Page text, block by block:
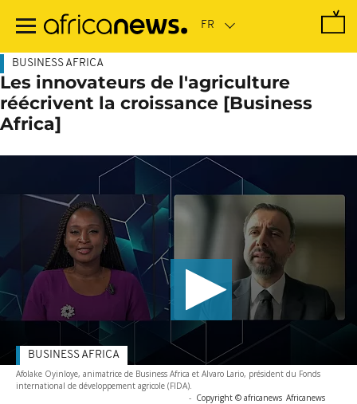
contenu
BUSINESS AFRICA
Les innovateurs de l'agriculture
réécrivent la croissance [Business
Africa]
Afolake Oyinloye, animatrice de Business Africa et Alvaro Lario, président du Fonds
international de développement agricole (FIDA).
- Copyright © africanews Africanews
BUSINESS AFRICA